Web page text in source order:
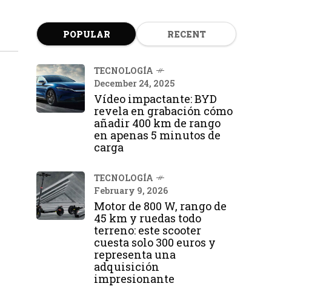
POPULAR RECENT
TECNOLOGÍA
December 24, 2025
Vídeo impactante: BYD
revela en grabación cómo
añadir 400 km de rango
en apenas 5 minutos de
carga
TECNOLOGÍA
February 9, 2026
Motor de 800 W, rango de
45 km y ruedas todo
terreno: este scooter
cuesta solo 300 euros y
representa una
adquisición
impresionante